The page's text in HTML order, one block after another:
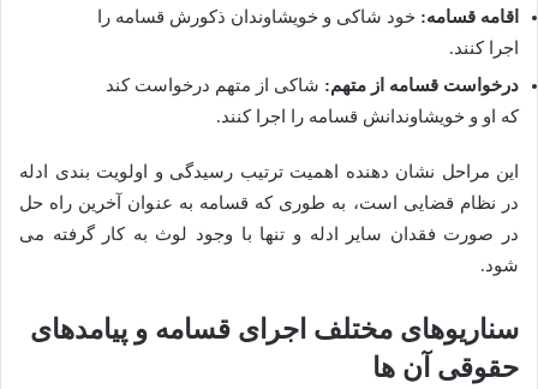
اقامه قسامه: خود شاکی و خویشاوندان ذکورش قسامه را
اجرا کنند.
درخواست قسامه از متهم: شاکی از متهم درخواست کند
که او و خویشاوندانش قسامه را اجرا کنند.
این مراحل نشان دهنده اهمیت ترتیب رسیدگی و اولویت بندی ادله
در نظام قضایی است، به طوری که قسامه به عنوان آخرین راه حل
در صورت فقدان سایر ادله و تنها با وجود لوث به کار گرفته می
شود.
سناریوهای مختلف اجرای قسامه و پیامدهای
حقوقی آن ها